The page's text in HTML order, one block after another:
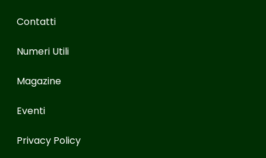
Contatti
Numeri Utili
Magazine
Eventi
Privacy Policy